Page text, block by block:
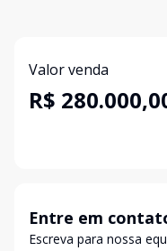
Valor venda
R$
Entre em
Escreva para nossa